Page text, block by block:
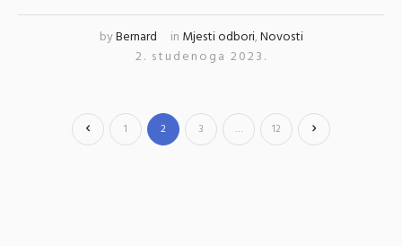
byBernard in Mjesti odbori,Novosti
2. studenoga 2023.
1 2 3 … 12